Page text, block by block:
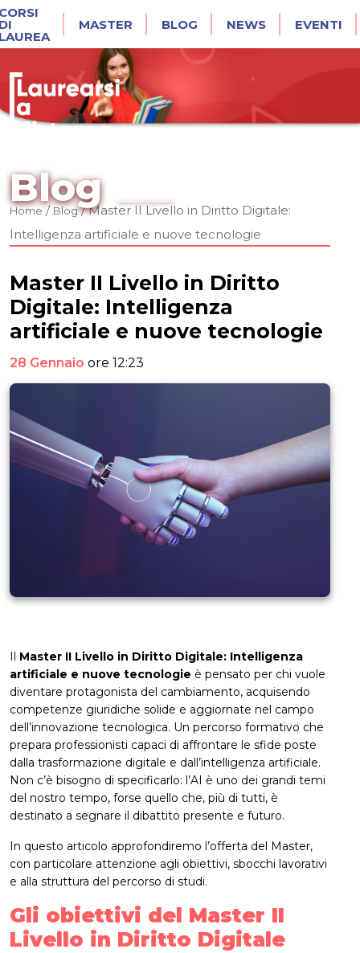
MASTER BLOG NEWS EVENTI
Blog
Home/Blog/Master II Livello in Diritto Digitale:
Intelligenza artificiale e nuove tecnologie
Master II Livello in Diritto
Digitale: Intelligenza
artificiale e nuove tecnologie
28 Gennaio ore 12:23
Il Master II Livello in Diritto Digitale: Intelligenza
artificiale e nuove tecnologie è pensato per chi vuole
diventare protagonista del cambiamento, acquisendo
competenze giuridiche solide e aggiornate nel campo
dell’innovazione tecnologica. Un percorso formativo che
prepara professionisti capaci di affrontare le sfide poste
dalla trasformazione digitale e dall’intelligenza artificiale.
Non c’è bisogno di specificarlo: l’AI è uno dei grandi temi
del nostro tempo, forse quello che, più di tutti, è
destinato a segnare il dibattito presente e futuro.
In questo articolo approfondiremo l’offerta del Master,
con particolare attenzione agli obiettivi, sbocchi lavorativi
e alla struttura del percorso di studi.
Gli obiettivi del Master II
Livello in Diritto Digitale